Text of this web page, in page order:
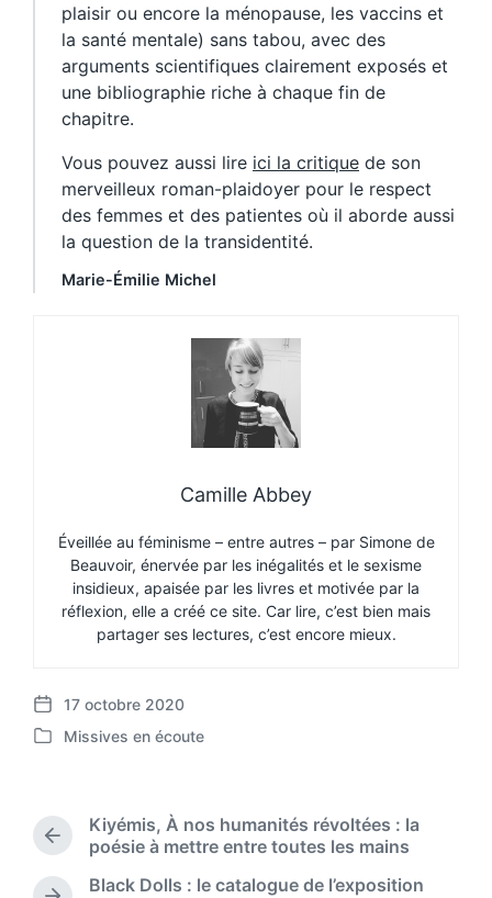
plaisir ou encore la ménopause, les vaccins et
la santé mentale) sans tabou, avec des
arguments scientifiques clairement exposés et
une bibliographie riche à chaque fin de
chapitre.
Vous pouvez aussi lire ici la critique de son
merveilleux roman-plaidoyer pour le respect
des femmes et des patientes où il aborde aussi
la question de la transidentité.
Marie-Émilie Michel
Camille Abbey
Éveillée au féminisme – entre autres – par Simone de
Beauvoir, énervée par les inégalités et le sexisme
insidieux, apaisée par les livres et motivée par la
réflexion, elle a créé ce site. Car lire, c’est bien mais
partager ses lectures, c’est encore mieux.
P
o
a
17 octobre 2020
P
e
Missives en écoute
P
e
Kiyémis, À nos humanités révoltées : la
poésie à mettre entre toutes les mains
Black Dolls : le catalogue de l’exposition